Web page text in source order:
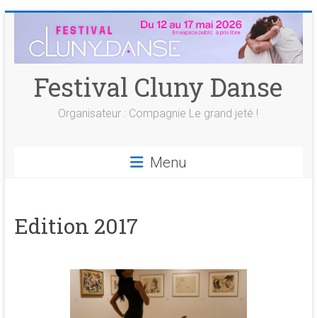
content
Festival Cluny Danse
Organisateur : Compagnie Le grand jeté !
Menu
Edition 2017